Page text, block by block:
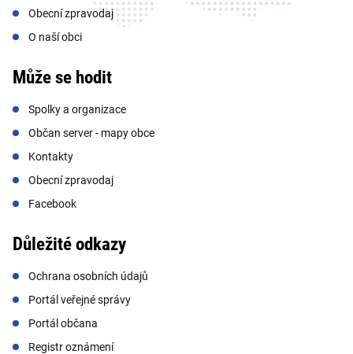
Obecní zpravodaj
O naší obci
Může se hodit
Spolky a organizace
Občan server - mapy obce
Kontakty
Obecní zpravodaj
Facebook
Důležité odkazy
Ochrana osobních údajů
Portál veřejné správy
Portál občana
Registr oznámení